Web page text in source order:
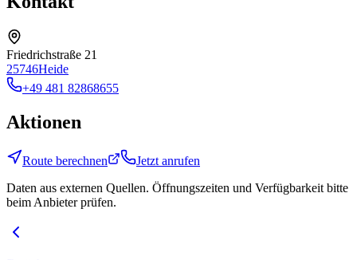
Friedrichstraße 21
25746Heide
+49 481 82868655
Aktionen
Route berechnen
Jetzt anrufen
Daten aus externen Quellen. Öffnungszeiten und Verfügbarkeit bitte
beim Anbieter prüfen.